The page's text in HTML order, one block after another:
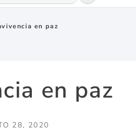
en paz
en paz
28, 2020